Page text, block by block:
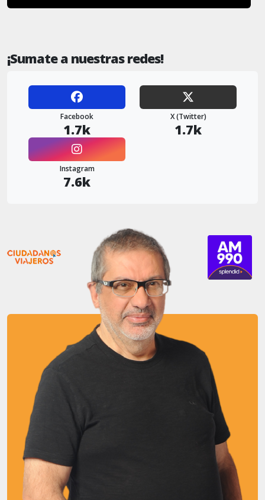
¡Sumate a nuestras redes!
Facebook
1.7k
X (Twitter)
1.7k
Instagram
7.6k